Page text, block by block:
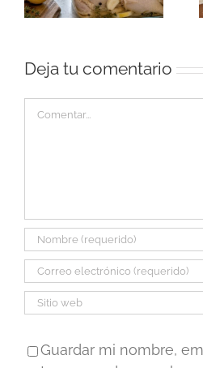
Deja tu comentario
Comentar
Guardar mi nombre,